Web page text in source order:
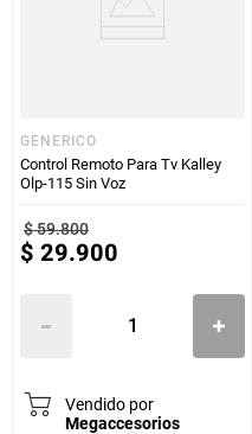
GENERICO
Control Remoto Para Tv Kalley
Olp-115 Sin Voz
$59.800
$ 29.900
Vendido por
Megaccesorios